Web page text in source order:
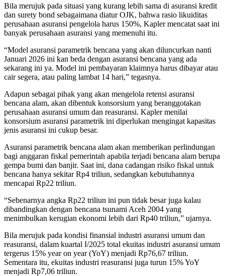
Bila merujuk pada situasi yang kurang lebih sama di asuransi kredit
dan surety bond sebagaimana diatur OJK, bahwa rasio likuiditas
perusahaan asuransi pengelola harus 150%, Kapler mencatat saat ini
banyak perusahaan asuransi yang memenuhi itu.
“Model asuransi parametrik bencana yang akan diluncurkan nanti
Januari 2026 ini kan beda dengan asuransi bencana yang ada
sekarang ini ya. Model ini pembayaran klaimnya harus dibayar atau
cair segera, atau paling lambat 14 hari,” tegasnya.
Adapun sebagai pihak yang akan mengelola retensi asuransi
bencana alam, akan dibentuk konsorsium yang beranggotakan
perusahaan asuransi umum dan reasuransi. Kapler menilai
konsorsium asuransi parametrik ini diperlukan mengingat kapasitas
jenis asuransi ini cukup besar.
Asuransi parametrik bencana alam akan memberikan perlindungan
bagi anggaran fiskal pemerintah apabila terjadi bencana alam berupa
gempa bumi dan banjir. Saat ini, dana cadangan risiko fiskal untuk
bencana hanya sekitar Rp4 triliun, sedangkan kebutuhannya
mencapai Rp22 triliun.
“Sebenarnya angka Rp22 triliun ini pun tidak besar juga kalau
dibandingkan dengan bencana tsunami Aceh 2004 yang
menimbulkan kerugian ekonomi lebih dari Rp40 triliun,” ujarnya.
Bila merujuk pada kondisi finansial industri asuransi umum dan
reasuransi, dalam kuartal I/2025 total ekuitas industri asuransi umum
tergerus 15% year on year (YoY) menjadi Rp76,67 triliun.
Sementara itu, ekuitas industri reasuransi juga turun 15% YoY
menjadi Rp7,06 triliun.